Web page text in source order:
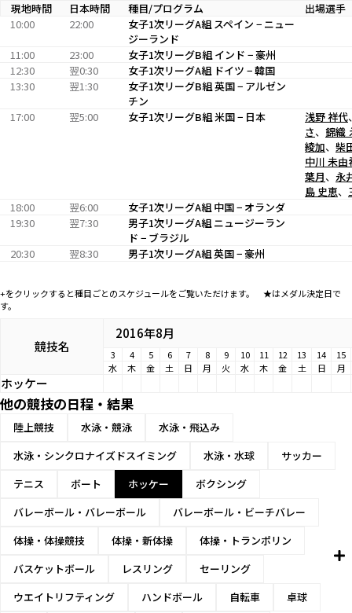
現地時間 日本時間 種目/プログラム
出場選手
10:00
22:00
女子1次リーグA組 スペイン − ニュー
ジーランド
11:00
23:00
女子1次リーグB組 インド − 豪州
12:30
翌0:30
女子1次リーグA組 ドイツ − 韓国
13:30
翌1:30
女子1次リーグB組 英国 − アルゼン
チン
17:00
翌5:00 女子1次リーグB組 米国 − 日本 浅野 祥代
さ、 錦織
綾加、 柴
中川 未由
葉月、 永
島 史恵、
18:00
翌6:00
女子1次リーグA組 中国 − オランダ
19:30
翌7:30
男子1次リーグA組 ニュージーラン
ド − ブラジル
20:30
翌8:30 男子1次リーグA組 英国 − 豪州
+をクリックすると種目ごとのスケジュールをご覧いただけます。 ★はメダル決定日で
す。
競技名
2016年8月
3 4 5 6 7 8 9 10 11 12 13 14
15
水
木 金 土 日 月 火 水 木 金 土 日 月
ホッケー
他の競技の日程・結果
陸上競技 水泳・競泳
水泳・飛込み
水泳・シンクロナイズドスイミング
水泳・水球
サッカー
テニス
ボート ホッケー
ボクシング
バレーボール・バレーボール
バレーボール・ビーチバレー
体操・体操競技
体操・新体操
体操・トランポリン
バスケットボール
レスリング
セーリング
ウエイトリフティング
ハンドボール 自転車
卓球